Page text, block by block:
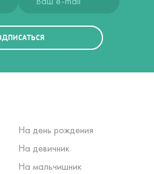
На день рождения
На девичник
На мальчишник